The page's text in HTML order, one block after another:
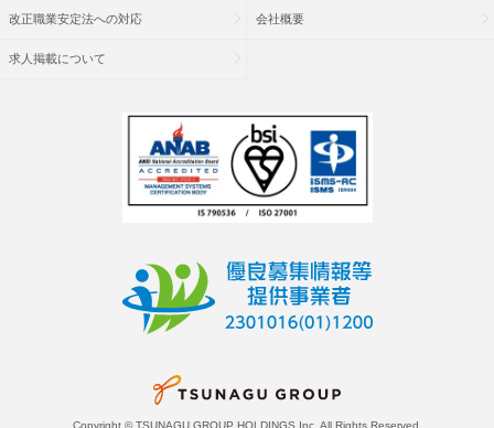
改正職業安定法への対応 会社概要
求人掲載について
Copyright © TSUNAGU GROUP HOLDINGS Inc. All Rights Reserved.